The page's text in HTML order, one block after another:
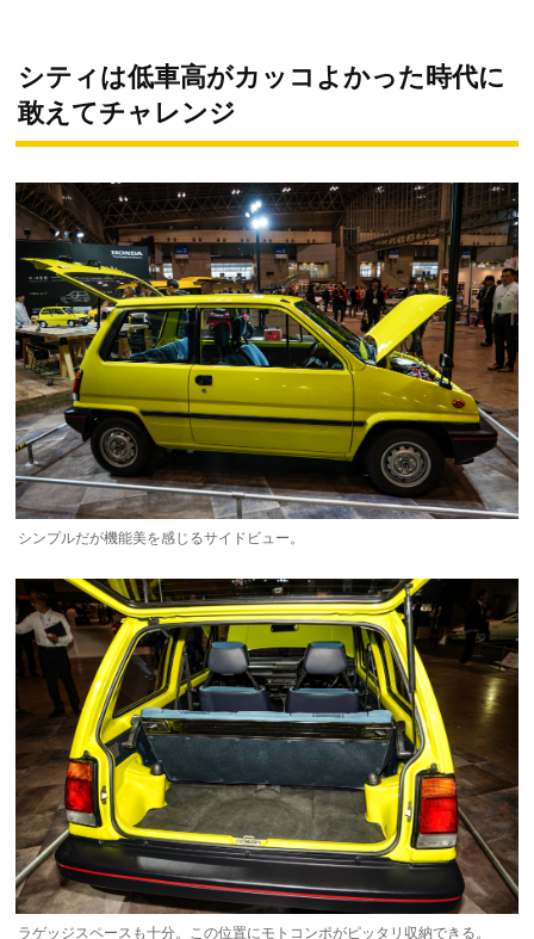
シティは低車高がカッコよかった時代に
敢えてチャレンジ
シンプルだが機能美を感じるサイドビュー。
ラゲッジスペースも十分。この位置にモトコンポがピッタリ収納できる。